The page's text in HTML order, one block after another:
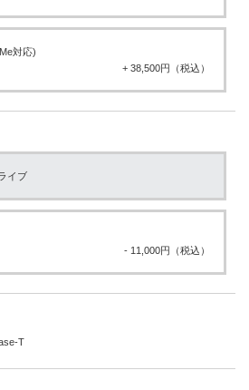
対応)
+ 38,500円（税込）
イブ
- 11,000円（税込）
T